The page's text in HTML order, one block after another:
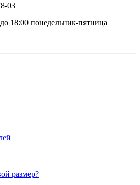
03
18:00 понедельник-пятница
размер?